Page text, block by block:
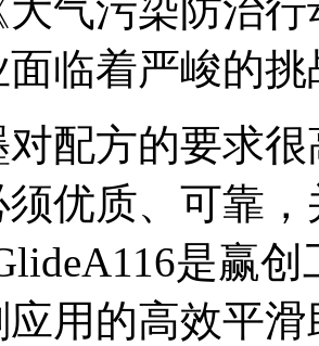
气污染防治
临着严峻的挑
对配方的要求
优质、可靠
是赢
用的高效平